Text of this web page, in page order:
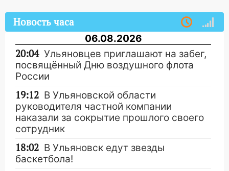
Новость часа
06.08.2026
20:04 Ульяновцев приглашают на забег,
посвящённый Дню воздушного флота
России
19:12 В Ульяновской области
руководителя частной компании
наказали за сокрытие прошлого своего
сотрудник
18:02 В Ульяновск едут звезды
баскетбола!